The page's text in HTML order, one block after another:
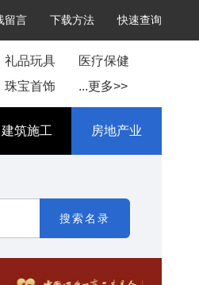
留言 下载方法 快速查询
礼品玩具
医疗保健
珠宝首饰 ...更多>>
建筑施工 房地产业
搜索名录